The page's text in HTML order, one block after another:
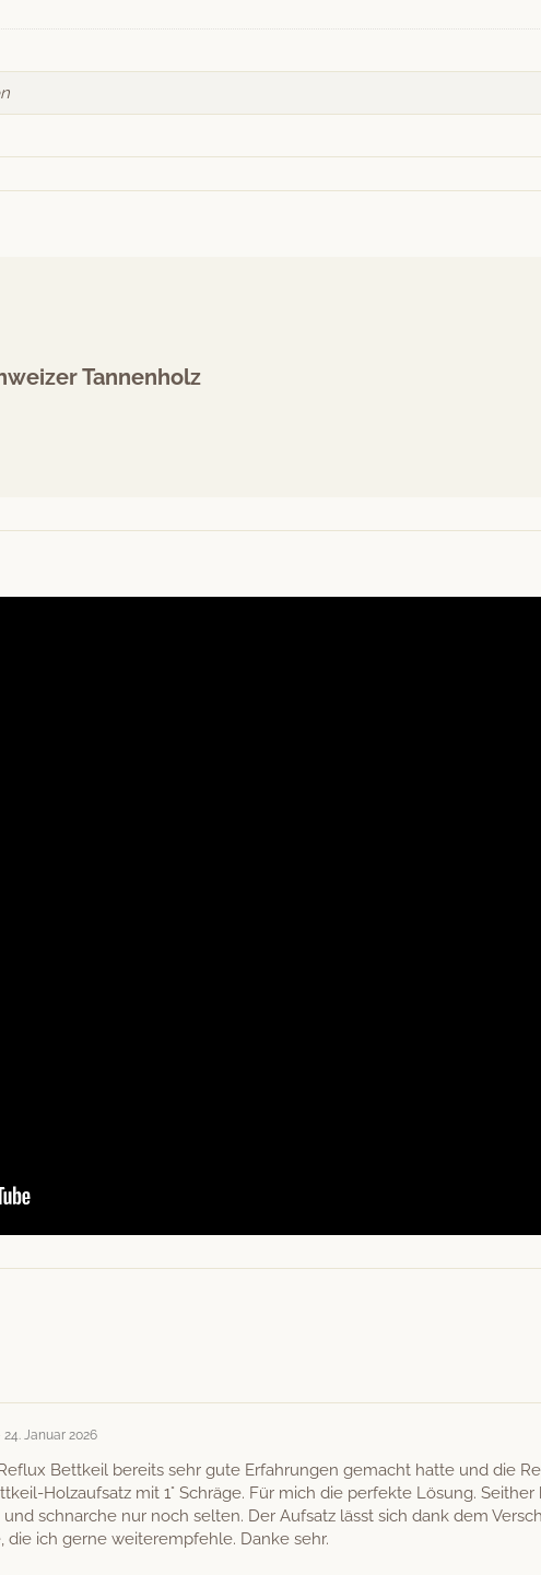
Tannenholz
24. Januar 2026
Bet­tkeil bere­its sehr gute Erfahrun­gen gemacht hat­te und die
Holza­uf­satz mit 1° Schräge. Für mich die per­fek­te Lösung.
schnar­che nur noch sel­ten. Der Auf­satz lässt sich dank dem
die ich gerne weit­erempfehle. Danke sehr.